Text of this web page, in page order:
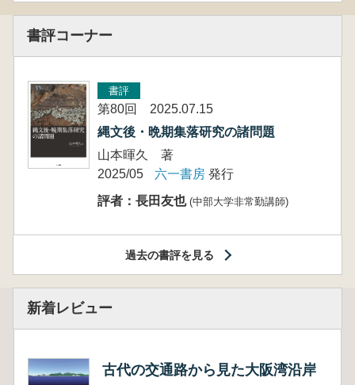
書評コーナー
書評
第80回 2025.07.15
縄文後・晩期集落研究の諸問題
山本暉久 著
2025/05
六一書房 発行
評者：長田友也 (中部大学非常勤講師)
過去の書評を見る
新着レビュー
古代の交通路から見た大阪湾沿岸